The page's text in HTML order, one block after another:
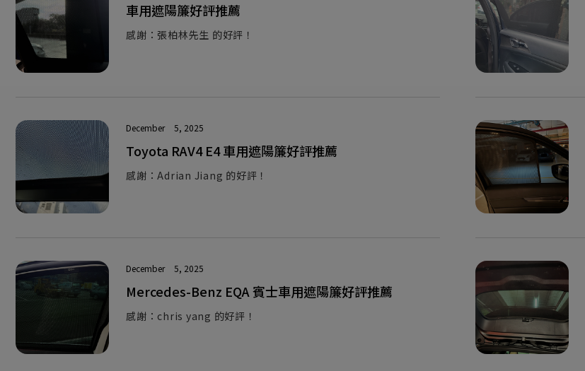
車用遮陽簾好評推薦
感謝：張柏林先生 的好評！
December 5, 2025
Toyota RAV4 E4 車用遮陽簾好評推薦
感謝：Adrian Jiang 的好評！
December 5, 2025
Mercedes-Benz EQA 賓士車用遮陽簾好評推薦
感謝：chris yang 的好評！